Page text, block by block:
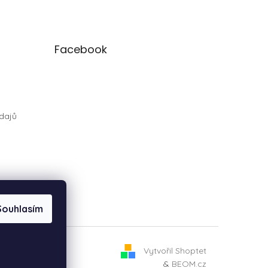
Facebook
Vytvořil Shoptet
& BEOM.cz